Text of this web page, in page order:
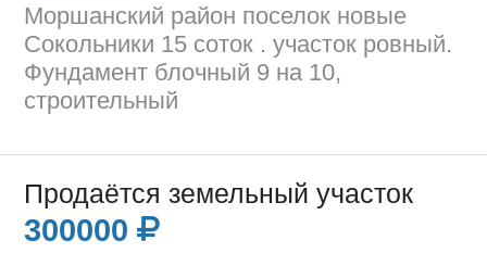
Моршанский район поселок новые
Сокольники 15 соток . участок ровный.
Фундамент блочный 9 на 10,
строительный
Продаётся земельный участок
300000